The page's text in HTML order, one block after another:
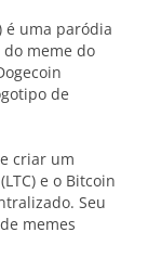
é uma paródia
do meme do
de
criar um
e o Bitcoin
Seu
memes